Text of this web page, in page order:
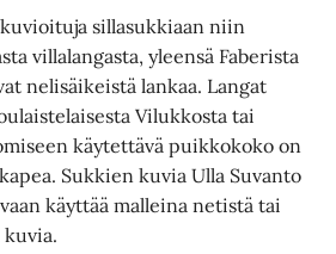
sillasukkiaan niin
villalangasta, yleensä Faberista
nelisäikeistä lankaa. Langat
Vilukkosta tai
käytettävä puikkokoko on
Sukkien kuvia Ulla Suvanto
käyttää malleina netistä tai